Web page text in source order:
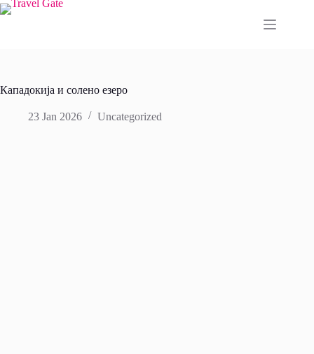
Skip
to
Кападокија и солено езеро
23 Jan 2026 Uncategorized